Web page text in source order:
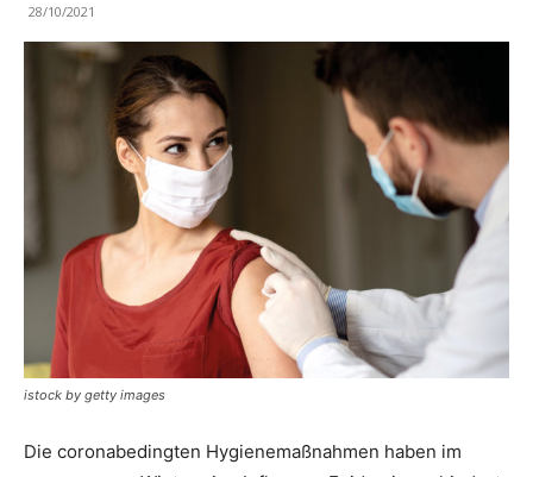
28/10/2021
istock by getty images
Die coronabedingten Hygienemaßnahmen haben im